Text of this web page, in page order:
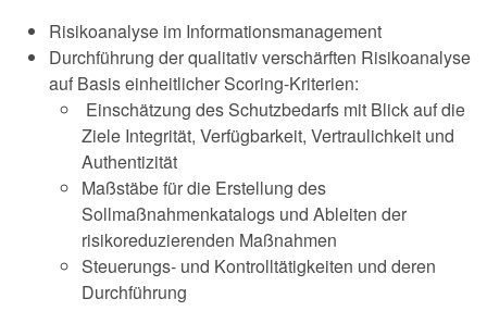
Risikoanalyse im Informationsmanagement
Durchführung der qualitativ verschärften Risikoanalyse
auf Basis einheitlicher Scoring-Kriterien:
Einschätzung des Schutzbedarfs mit Blick auf die
Ziele Integrität, Verfügbarkeit, Vertraulichkeit und
Authentizität
Maßstäbe für die Erstellung des
Sollmaßnahmenkatalogs und Ableiten der
risikoreduzierenden Maßnahmen
Steuerungs- und Kontrolltätigkeiten und deren
Durchführung